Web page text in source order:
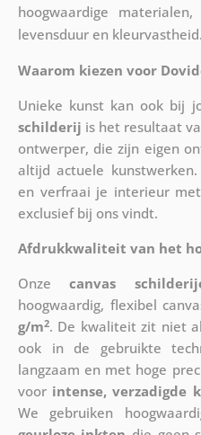
hoogwaardige
levensduur en kleurvastheid.
Waarom kiezen voor
Unieke kunst kan ook bij
schilderij is het resultaat
ontwerper, die zijn eigen
altijd actuele
en verfraai je interieur
exclusief bij ons vindt.
Afdrukkwaliteit van het
Onzecanvas
hoogwaardig, flexibel
g/m2. De kwaliteit zit niet
ook in de gebruikte
langzaam en met hoge
voor intense, verzadigde
We gebruiken